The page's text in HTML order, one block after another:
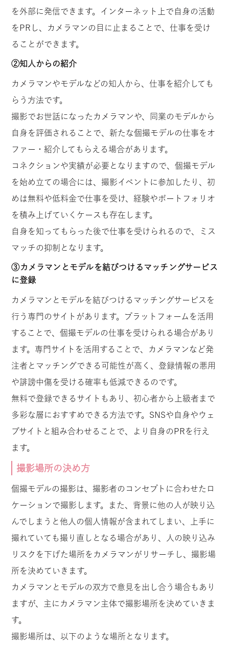
を外部に発信できます。インターネット上で自身の活動
をPRし、カメラマンの目に止まることで、仕事を受け
ることができます。
②知人からの紹介
カメラマンやモデルなどの知人から、仕事を紹介しても
らう方法です。
撮影でお世話になったカメラマンや、同業のモデルから
自身を評価されることで、新たな個撮モデルの仕事をオ
ファー・紹介してもらえる場合があります。
コネクションや実績が必要となりますので、個撮モデル
を始め立ての場合には、撮影イベントに参加したり、初
めは無料や低料金で仕事を受け、経験やポートフォリオ
を積み上げていくケースも存在します。
自身を知ってもらった後で仕事を受けられるので、ミス
マッチの抑制となります。
③カメラマンとモデルを結びつけるマッチングサービス
に登録
カメラマンとモデルを結びつけるマッチングサービスを
行う専門のサイトがあります。プラットフォームを活用
することで、個撮モデルの仕事を受けられる場合があり
ます。専門サイトを活用することで、カメラマンなど発
注者とマッチングできる可能性が高く、登録情報の悪用
や誹謗中傷を受ける確率も低減できるのです。
無料で登録できるサイトもあり、初心者から上級者まで
多彩な層におすすめできる方法です。SNSや自身やウェ
ブサイトと組み合わせることで、より自身のPRを行え
ます。
撮影場所の決め方
個撮モデルの撮影は、撮影者のコンセプトに合わせたロ
ケーションで撮影します。また、背景に他の人が映り込
んでしまうと他人の個人情報が含まれてしまい、上手に
撮れていても撮り直しとなる場合があり、人の映り込み
リスクを下げた場所をカメラマンがリサーチし、撮影場
所を決めていきます。
カメラマンとモデルの双方で意見を出し合う場合もあり
ますが、主にカメラマン主体で撮影場所を決めていきま
す。
撮影場所は、以下のような場所となります。